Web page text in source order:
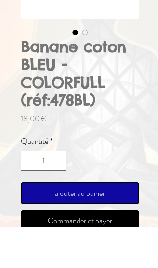
Banane coton
BLEU -
COLORFULL
(réf:478BL)
18,00 €
Quantité*
ajouter au panier
Commander et payer